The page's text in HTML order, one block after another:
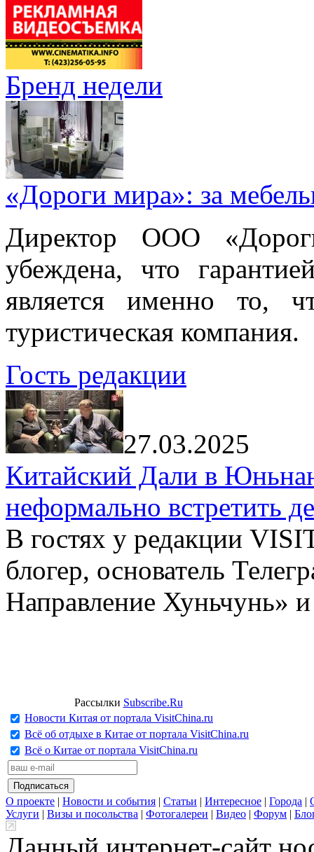
Бренд недели
«Дороги мира»: за
Директор ООО
убеждена, что
является именно то,
туристическая компания.
Гость редакции
27.03.2025
Китайский Дали в
неформально встретить
В гостях у редакции
блогер, основатель
Направление Хуньчунь»
Рассылки Subscribe.Ru
Новости Китая от портала VisitChina.ru
Всё об отдыхе в Китае от портала VisitChina.ru
Всё о Китае от портала VisitChina.ru
О проекте | Новости и события | Статьи | Интересное | Города |
Услуги | Визы и посольства | Фотогалереи | Видео | Форум |